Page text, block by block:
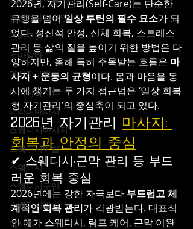
건전마사지구인
건마구인
건마알바
마사지구인
태국마사지
테라피마사지
스웨디시마사지
스웨디시아랍
스웨디시
스웨디시구인
스웨디시알바
마사지
2026년, 자기관리(Self-Care)는 단순한
유행을 넘어 일상 루틴의 필수 요소가 되
었다. 정신적 안정, 신체 회복, 스트레스
관리 등 삶의 질을 높이기 위한 방법은 다
양하지만, 올해 특히 주목받는 흐름은 마
사지 + 운동의 균형이다. 몸과 마음을 동
시에 챙기는 두 가지 접근법은 ‘일상 회복
형 자기관리’의 중심축이 되고 있다.
2026년 자기관리 마사지:
회복과 안정의 중심
✔ 스웨디시·근막 관리 등 부드
러운 회복 중심
2026년에는 강한 자극보다 부드럽고 체
계적인 회복 관리가 각광받는다. 대표적
인 예가 스웨디시, 림프 케어, 근막 이완